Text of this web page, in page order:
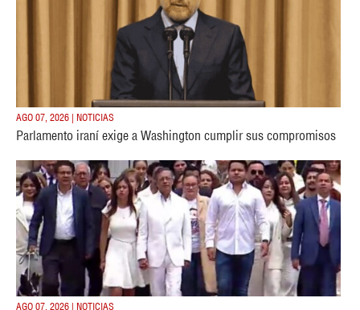
AGO 07, 2026 | NOTICIAS
Parlamento iraní exige a Washington cumplir sus compromisos
AGO 07, 2026 | NOTICIAS